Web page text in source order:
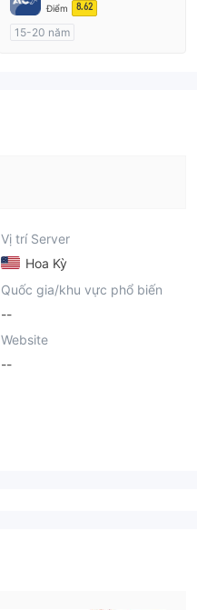
Điểm 8.62
15-20 năm
Vị trí Server
Hoa Kỳ
Quốc gia/khu vực phổ biến
--
Website
--